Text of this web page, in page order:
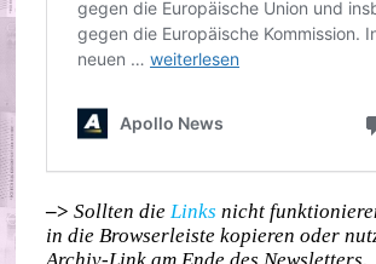
–> Sollten dieLinks nicht
in die Browserleiste kopieren oder